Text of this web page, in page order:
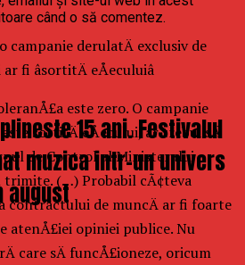
campanie derulatÄ exclusiv de
fi âsortitÄ eÅeculuiâ
toleranÅ£a este zero. O campanie
sortitÄ eÅecului, ar trebui sÄ
de Control al Ministerului
l trimite. (…) Probabil cÃ¢teva
contractului de muncÄ ar fi foarte
atenÅ£iei opiniei publice. Nu
care sÄ funcÅ£ioneze, oricum
când o să comentez.
15 ani. Festivalul
muzica intr-un univers
august